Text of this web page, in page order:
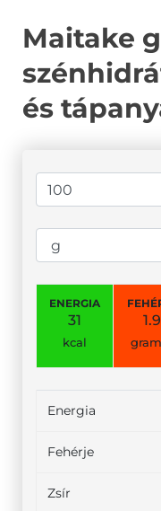
Maitake
és
ENERGIA
31
kcal
1.9
Energia
Fehérje
Zsír